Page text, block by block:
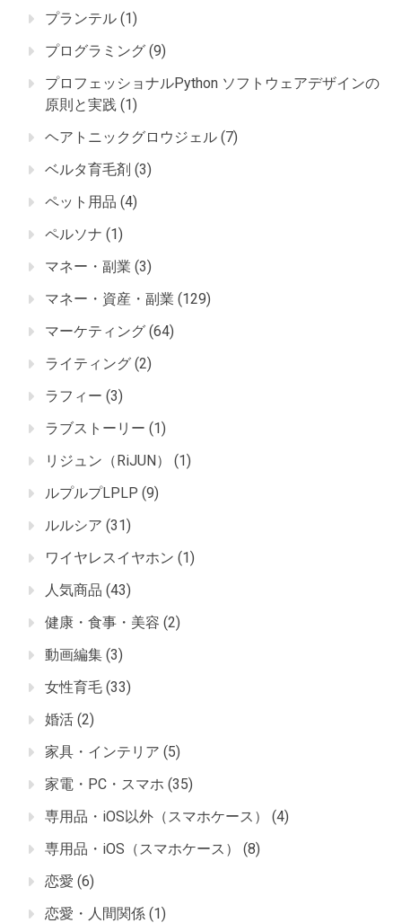
プランテル (1)
プログラミング (9)
プロフェッショナルPython ソフトウェアデザインの
原則と実践 (1)
ヘアトニックグロウジェル (7)
ベルタ育毛剤 (3)
ペット用品 (4)
ペルソナ (1)
マネー・副業 (3)
マネー・資産・副業 (129)
マーケティング (64)
ライティング (2)
ラフィー (3)
ラブストーリー (1)
リジュン（RiJUN）
(1)
ルプルプLPLP (9)
ルルシア (31)
ワイヤレスイヤホン (1)
人気商品 (43)
健康・食事・美容 (2)
動画編集 (3)
女性育毛 (33)
婚活 (2)
家具・インテリア (5)
家電・PC・スマホ (35)
専用品・iOS以外（スマホケース）
(4)
専用品・iOS（スマホケース）
(8)
恋愛 (6)
恋愛・人間関係 (1)